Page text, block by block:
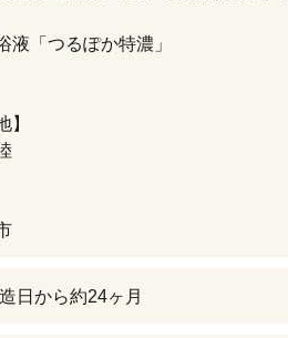
液「つるぽか特濃」
】
日から約24ヶ月